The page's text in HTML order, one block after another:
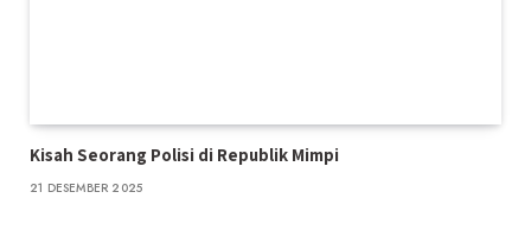
Kisah Seorang Polisi di Republik Mimpi
21 DESEMBER 2025